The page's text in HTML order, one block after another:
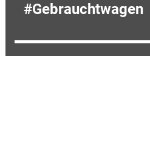
Gebrauchtwagen